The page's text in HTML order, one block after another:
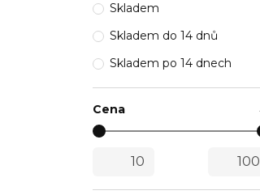
Skladem
Skladem do 14 dnů
Skladem po 14 dnech
Cena